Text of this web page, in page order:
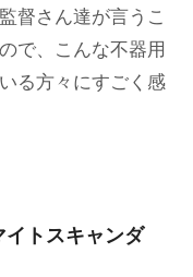
督さん達が言うこ
で、こんな不器用
る方々にすごく感
トスキャンダ